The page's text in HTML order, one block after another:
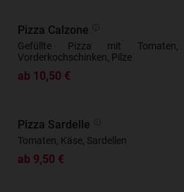
Pizza Calzone
Gefüllte Pizza mit Tomaten,
Vorderkochschinken, Pilze
ab 10,50 €
Pizza Sardelle
Tomaten, Käse, Sardellen
ab 9,50 €